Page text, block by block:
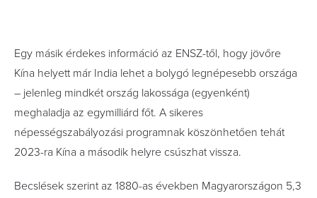
Egy másik érdekes információ az ENSZ-től, hogy jövőre
Kína helyett már India lehet a bolygó legnépesebb országa
– jelenleg mindkét ország lakossága (egyenként)
meghaladja az egymilliárd főt. A sikeres
népességszabályozási programnak köszönhetően tehát
2023-ra Kína a második helyre csúszhat vissza.
Becslések szerint az 1880-as években Magyarországon 5,3